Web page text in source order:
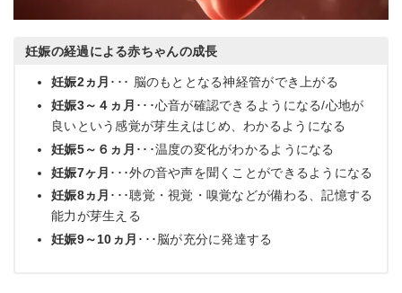
妊娠の経過による赤ちゃんの成長
妊娠2ヵ月 ･･･ 脳のもととなる神経管ができ上がる
妊娠3～４ヵ月 ･･･心音が確認できるようになる/心地が
良いという感覚が芽生えはじめ、わかるようになる
妊娠5～６ヵ月 ･･･温度の変化がわかるようになる
妊娠7ヶ月 ･･･外の音や声を聞くことができるようになる
妊娠8ヵ月 ･･･聴覚・視覚・嗅覚などが備わる、記憶する
能力が芽生える
妊娠9～10ヵ月 ･･･脳が充分に発達する